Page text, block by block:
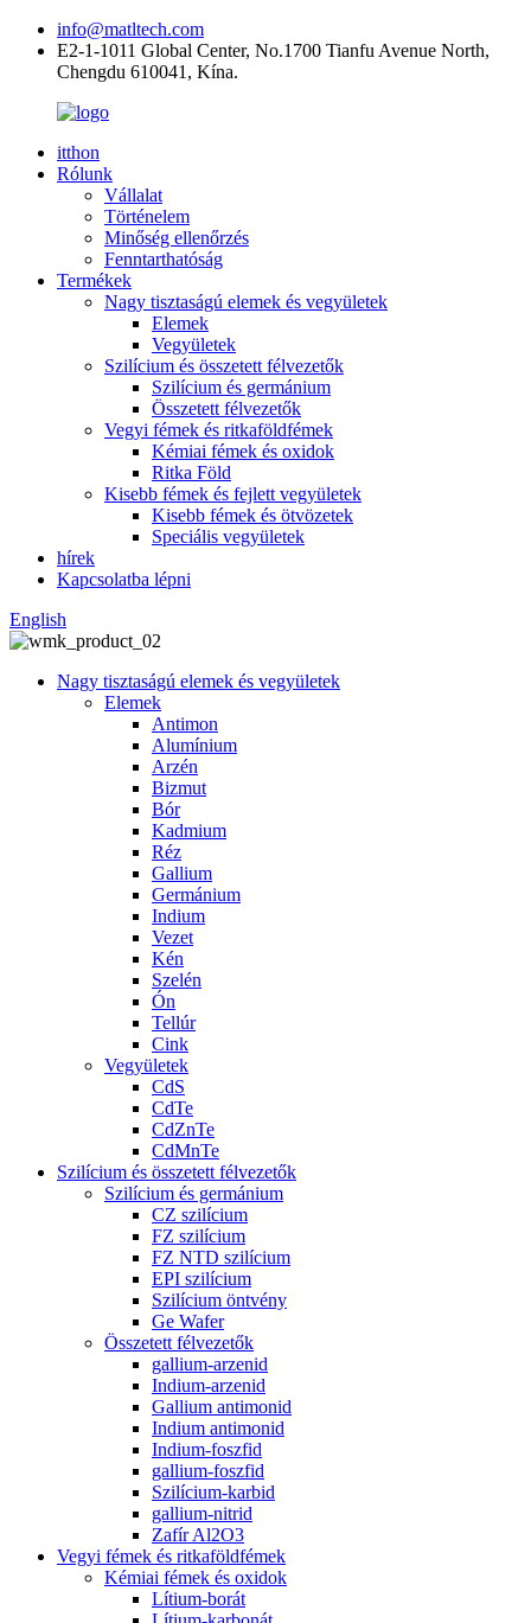
info@matltech.com
E2-1-1011 Global Center, No.1700 Tianfu Avenue North,
Chengdu 610041, Kína.
itthon
Rólunk
Vállalat
Történelem
Minőség ellenőrzés
Fenntarthatóság
Termékek
Nagy tisztaságú elemek és vegyületek
Elemek
Vegyületek
Szilícium és összetett félvezetők
Szilícium és germánium
Összetett félvezetők
Vegyi fémek és ritkaföldfémek
Kémiai fémek és oxidok
Ritka Föld
Kisebb fémek és fejlett vegyületek
Kisebb fémek és ötvözetek
Speciális vegyületek
hírek
Kapcsolatba lépni
English
Nagy tisztaságú elemek és vegyületek
Elemek
Antimon
Alumínium
Arzén
Bizmut
Bór
Kadmium
Réz
Gallium
Germánium
Indium
Vezet
Kén
Szelén
Ón
Tellúr
Cink
Vegyületek
CdS
CdTe
CdZnTe
CdMnTe
Szilícium és összetett félvezetők
Szilícium és germánium
CZ szilícium
FZ szilícium
FZ NTD szilícium
EPI szilícium
Szilícium öntvény
Ge Wafer
Összetett félvezetők
gallium-arzenid
Indium-arzenid
Gallium antimonid
Indium antimonid
Indium-foszfid
gallium-foszfid
Szilícium-karbid
gallium-nitrid
Zafír Al2O3
Vegyi fémek és ritkaföldfémek
Kémiai fémek és oxidok
Lítium-borát